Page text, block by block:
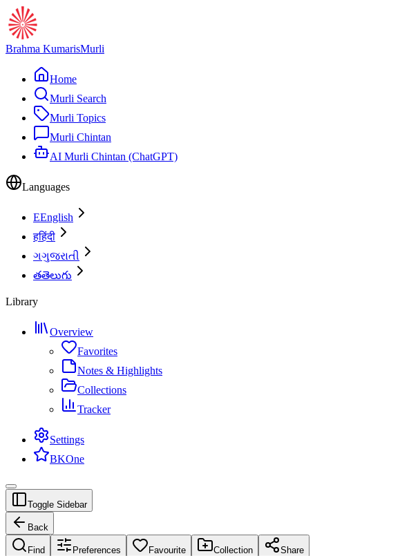
Brahma KumarisMurli
Home
Murli Search
Murli Topics
Murli Chintan
AI Murli Chintan (ChatGPT)
Languages
EEnglish
हहिंदी
ગગુજરાતી
తతెలుగు
Library
Overview
Favorites
Notes & Highlights
Collections
Tracker
Settings
BKOne
Toggle Sidebar
Back
Find Preferences Favourite Collection Share